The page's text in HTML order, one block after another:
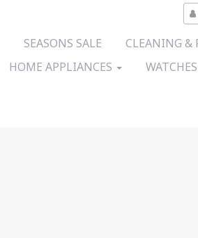
SEASONS SALE
CLEANING &
HOME APPLIANCES WATCHES